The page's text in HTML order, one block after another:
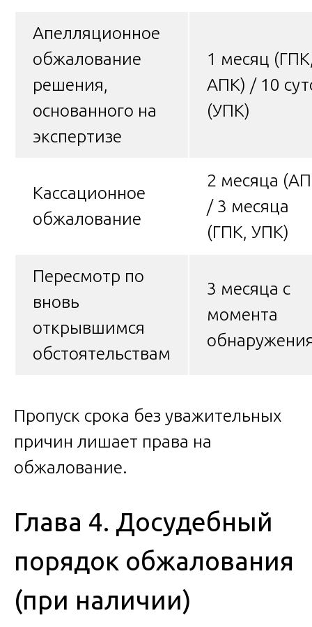
Апелляционное
обжалование
решения,
основанного на
экспертизе
1 месяц
АПК) / 10
(УПК)
Кассационное
обжалование
2 месяца
/ 3 месяца
(ГПК, УПК)
Пересмотр по
вновь
открывшимся
обстоятельствам
3 месяца с
момента
Пропуск срока без уважительных
причин лишает права на
обжалование.
Глава 4. Досудебный
порядок обжалования
(при наличии)